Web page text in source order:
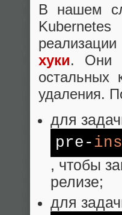
В нашем
хуки. Они
остальных
удаления.
для
pre-
, чтобы
релизе;
для